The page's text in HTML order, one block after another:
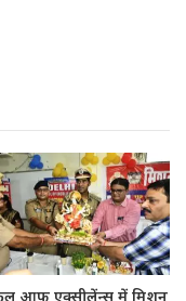
आफ एक्सीलेंन्स में मिशन